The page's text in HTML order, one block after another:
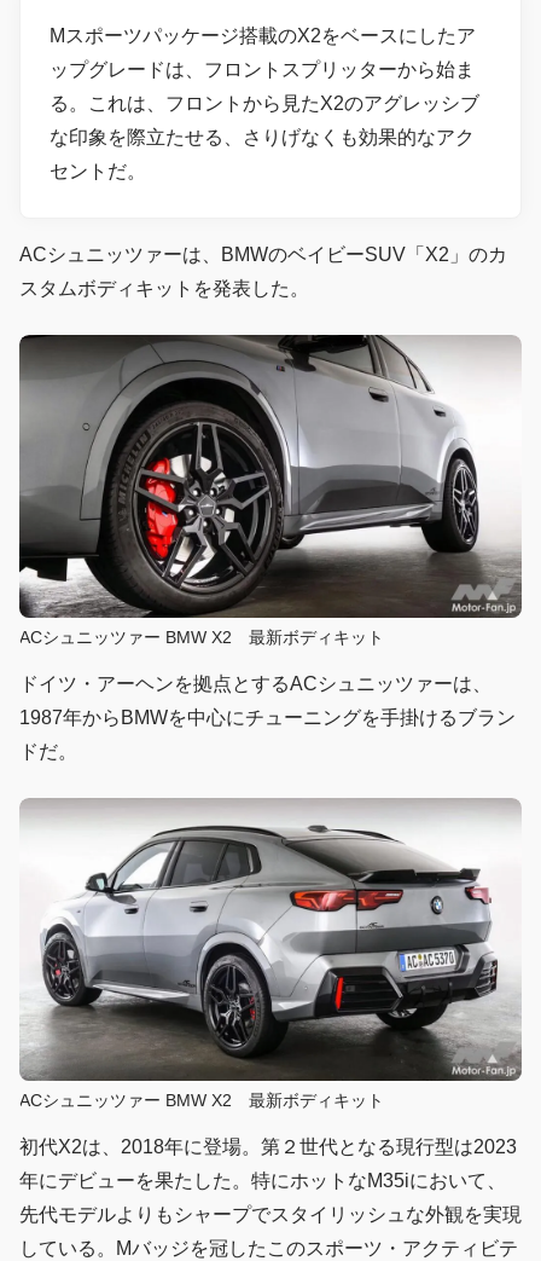
Mスポーツパッケージ搭載のX2をベースにしたア
ップグレードは、フロントスプリッターから始ま
る。これは、フロントから見たX2のアグレッシブ
な印象を際立たせる、さりげなくも効果的なアク
セントだ。
ACシュニッツァーは、BMWのベイビーSUV「X2」のカ
スタムボディキットを発表した。
ACシュニッツァー BMW X2 最新ボディキット
ドイツ・アーヘンを拠点とするACシュニッツァーは、
1987年からBMWを中心にチューニングを手掛けるブラン
ドだ。
ACシュニッツァー BMW X2 最新ボディキット
初代X2は、2018年に登場。第２世代となる現行型は2023
年にデビューを果たした。特にホットなM35iにおいて、
先代モデルよりもシャープでスタイリッシュな外観を実現
している。Mバッジを冠したこのスポーツ・アクティビテ